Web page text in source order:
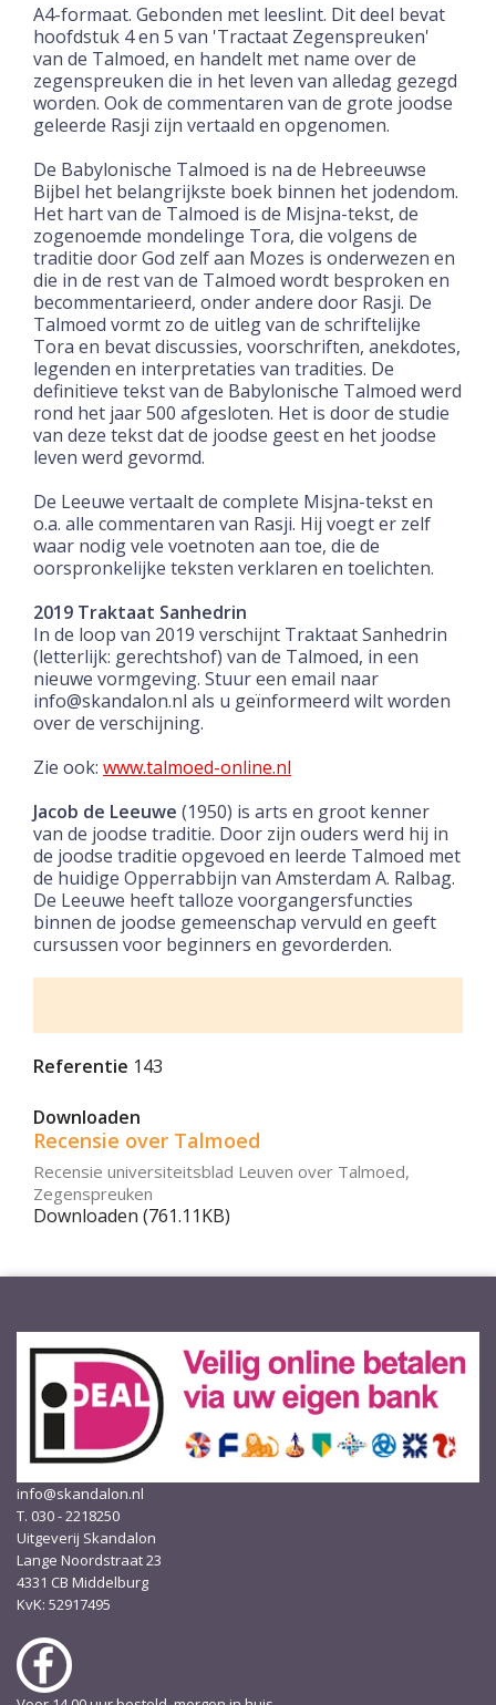
A4-formaat. Gebonden met leeslint. Dit deel bevat
hoofdstuk 4 en 5 van 'Tractaat Zegenspreuken'
van de Talmoed, en handelt met name over de
zegenspreuken die in het leven van alledag gezegd
worden. Ook de commentaren van de grote joodse
geleerde Rasji zijn vertaald en opgenomen.
De Babylonische Talmoed is na de Hebreeuwse
Bijbel het belangrijkste boek binnen het jodendom.
Het hart van de Talmoed is de Misjna-tekst, de
zogenoemde mondelinge Tora, die volgens de
traditie door God zelf aan Mozes is onderwezen en
die in de rest van de Talmoed wordt besproken en
becommentarieerd, onder andere door Rasji. De
Talmoed vormt zo de uitleg van de schriftelijke
Tora en bevat discussies, voorschriften, anekdotes,
legenden en interpretaties van tradities. De
definitieve tekst van de Babylonische Talmoed werd
rond het jaar 500 afgesloten. Het is door de studie
van deze tekst dat de joodse geest en het joodse
leven werd gevormd.
De Leeuwe vertaalt de complete Misjna-tekst en
o.a. alle commentaren van Rasji. Hij voegt er zelf
waar nodig vele voetnoten aan toe, die de
oorspronkelijke teksten verklaren en toelichten.
2019 Traktaat Sanhedrin
In de loop van 2019 verschijnt Traktaat Sanhedrin
(letterlijk: gerechtshof) van de Talmoed, in een
nieuwe vormgeving. Stuur een email naar
info@skandalon.nl als u geïnformeerd wilt worden
over de verschijning.
Zie ook: www.talmoed-online.nl
Jacob de Leeuwe (1950) is arts en groot kenner
van de joodse traditie. Door zijn ouders werd hij in
de joodse traditie opgevoed en leerde Talmoed met
de huidige Opperrabbijn van Amsterdam A. Ralbag.
De Leeuwe heeft talloze voorgangersfuncties
binnen de joodse gemeenschap vervuld en geeft
cursussen voor beginners en gevorderden.
Referentie 143
Downloaden
Recensie over Talmoed
Recensie universiteitsblad Leuven over Talmoed,
Zegenspreuken
Downloaden (761.11KB)
info@skandalon.nl
T. 030 - 2218250
Uitgeverij Skandalon
Lange Noordstraat 23
4331 CB Middelburg
KvK: 52917495